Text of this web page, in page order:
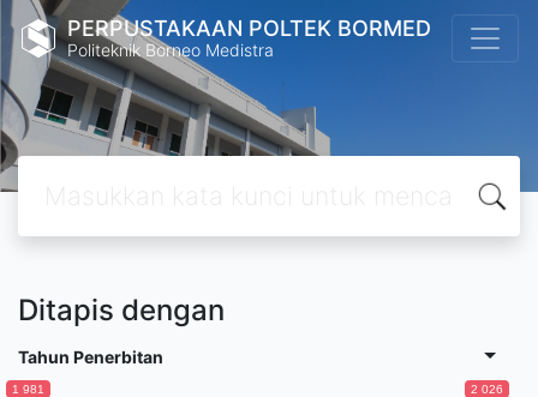
PERPUSTAKAAN POLTEK BORMED
Politeknik Borneo Medistra
Ditapis dengan
Tahun Penerbitan
1 981 2 026